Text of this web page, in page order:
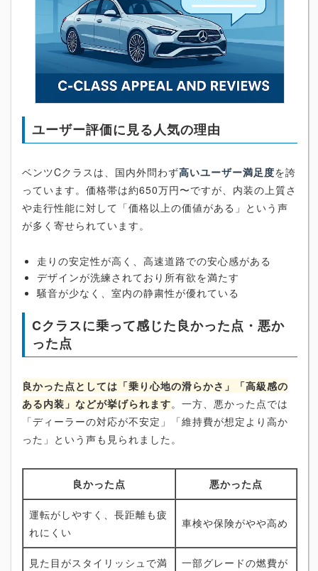
ユーザー評価に見る人気の理由
ベンツCクラスは、国内外問わず高いユーザー満足度を誇
っています。価格帯は約650万円〜ですが、内装の上質さ
や走行性能に対して「価格以上の価値がある」という声
が多く寄せられています。
走りの安定性が高く、高速道路での安心感がある
デザインが洗練されており所有欲を満たす
騒音が少なく、室内の静粛性が優れている
Cクラスに乗って感じた良かった点・悪か
った点
良かった点としては「乗り心地の滑らかさ」「高級感の
ある内装」などが挙げられます。一方、悪かった点では
「ディーラーの対応が不安定」「維持費が想定より高か
った」という声も見られました。
良かった点 悪かった点
運転がしやすく、長距離も疲
れにくい
車検や保険がやや高め
見た目がスタイリッシュで満
一部グレードの燃費が